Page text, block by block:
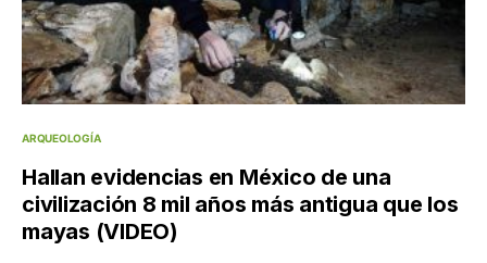
ARQUEOLOGÍA
Hallan evidencias en México de una
civilización 8 mil años más antigua que los
mayas (VIDEO)